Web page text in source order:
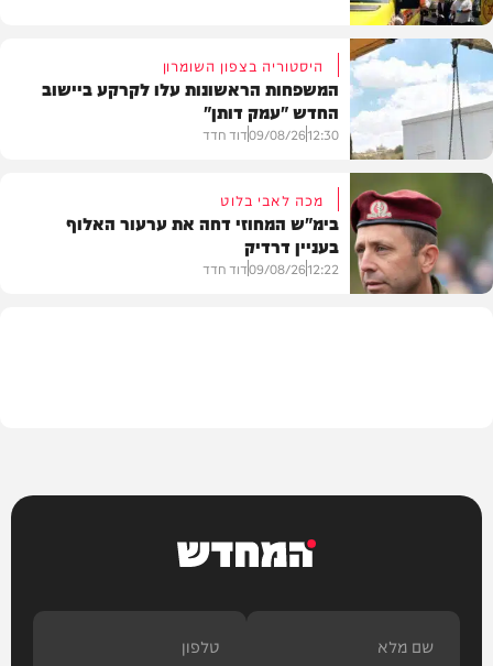
חדשות
בארץ
היסטוריה בצפון השומרון
המשפחות הראשונות עלו לקרקע ביישוב
החדש "עמק דותן"
12:30
09/08/26דוד חדד
מכה לאבי בלוט
בימ"ש המחוזי דחה את ערעור האלוף
בעניין דרדיק
12:22
09/08/26דוד חדד
המחדש